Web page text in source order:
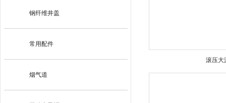
钢纤维井盖
常用配件
烟气道
滚压大